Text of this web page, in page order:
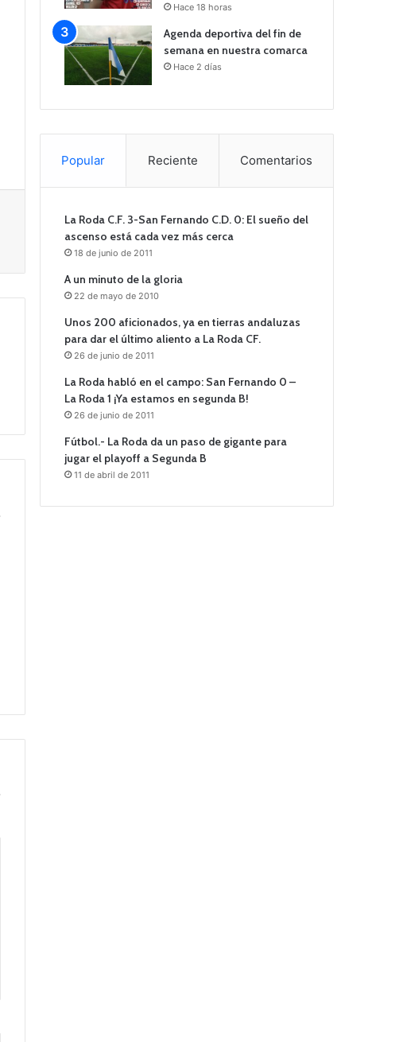
Hace 18 horas
Agenda deportiva del fin de
semana en nuestra comarca
Hace 2 días
Popular Reciente Comentarios
La Roda C.F. 3-San Fernando C.D. 0: El sueño del
ascenso está cada vez más cerca
18 de junio de 2011
A un minuto de la gloria
22 de mayo de 2010
Unos 200 aficionados, ya en tierras andaluzas
para dar el último aliento a La Roda CF.
26 de junio de 2011
La Roda habló en el campo: San Fernando 0 –
La Roda 1 ¡Ya estamos en segunda B!
26 de junio de 2011
Fútbol.- La Roda da un paso de gigante para
jugar el playoff a Segunda B
11 de abril de 2011